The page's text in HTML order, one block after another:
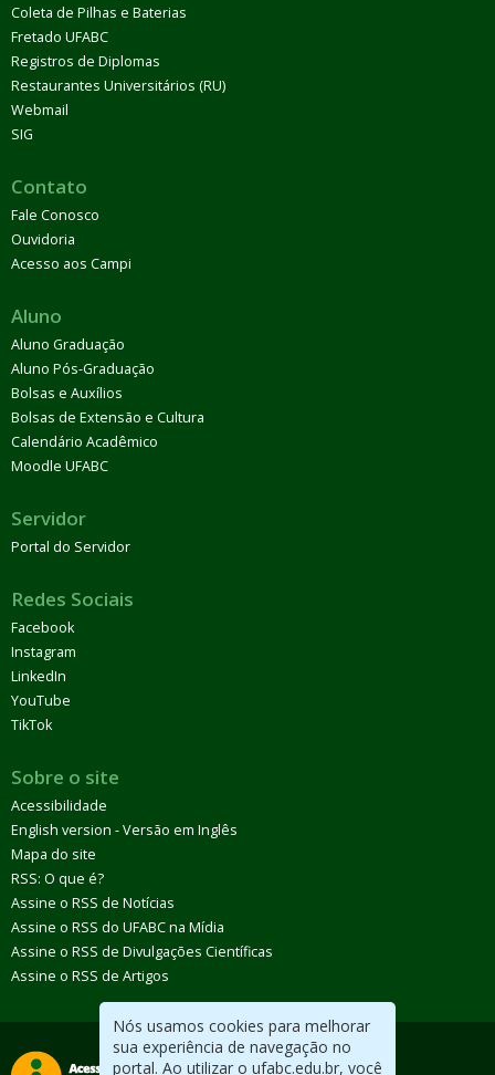
Nós usamos cookies para melhorar
sua experiência de navegação no
portal. Ao utilizar o ufabc.edu.br, você
Coleta de Pilhas e Baterias
Fretado UFABC
Registros de Diplomas
Restaurantes Universitários (RU)
Webmail
SIG
Contato
Fale Conosco
Ouvidoria
Acesso aos Campi
Aluno
Aluno Graduação
Aluno Pós-Graduação
Bolsas e Auxílios
Bolsas de Extensão e Cultura
Calendário Acadêmico
Moodle UFABC
Servidor
Portal do Servidor
Redes Sociais
Facebook
Instagram
LinkedIn
YouTube
TikTok
Sobre o site
Acessibilidade
English version - Versão em Inglês
Mapa do site
RSS: O que é?
Assine o RSS de Notícias
Assine o RSS do UFABC na Mídia
Assine o RSS de Divulgações Científicas
Assine o RSS de Artigos